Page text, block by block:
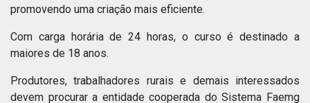
promovendo uma criação mais eficiente.
Com carga horária de 24 horas, o curso é destinado a
maiores de 18 anos.
Produtores, trabalhadores rurais e demais interessados
devem procurar a entidade cooperada do Sistema Faemg